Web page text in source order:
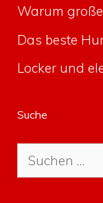
Warum
Das beste
Locker und
Suche
Suche
nach: